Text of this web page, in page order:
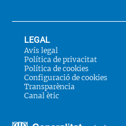
LEGAL
Avís legal
Política de privacitat
Política de cookies
Configuració de cookies
Transparència
Canal ètic